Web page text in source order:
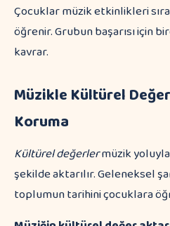
Çocuklar müzik etkinlikleri
öğrenir. Grubun başarısı için
kavrar.
Müzikle Kültürel
Koruma
Kültürel değerlermüzik
şekilde aktarılır. Geleneksel
toplumun tarihini çocuklara